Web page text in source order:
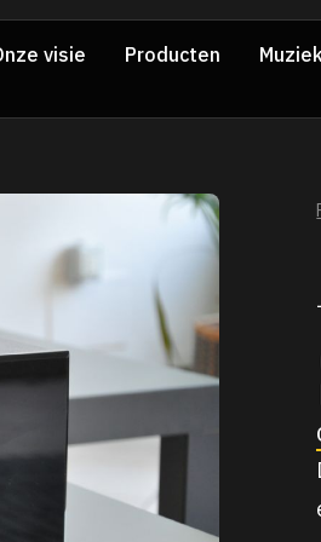
visie Producten